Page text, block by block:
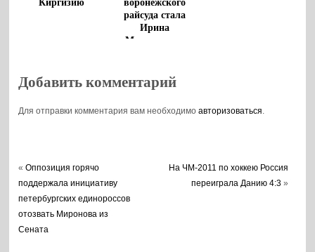
Киргизию
воронежского
райсуда стала
Ирина
Мещерякова
Добавить комментарий
Для отправки комментария вам необходимоавторизоваться.
«Оппозиция горячо
поддержала инициативу
петербургских единороссов
отозвать Миронова из
Сената
На ЧМ-2011 по хоккею Россия
переиграла Данию 4:3 »